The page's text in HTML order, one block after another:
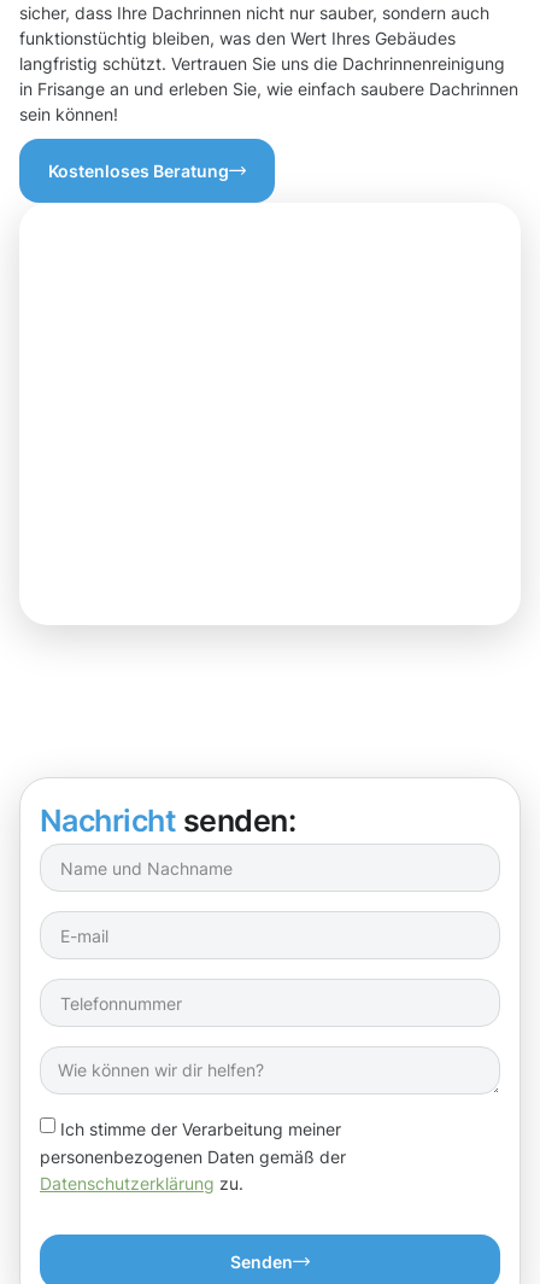
sicher, dass Ihre Dachrinnen nicht nur sauber, sondern auch
funktionstüchtig bleiben, was den Wert Ihres Gebäudes
langfristig schützt. Vertrauen Sie uns die Dachrinnenreinigung
in Frisange an und erleben Sie, wie einfach saubere Dachrinnen
sein können!
Kostenloses Beratung
Nachricht senden:
Ich stimme der Verarbeitung meiner
personenbezogenen Daten gemäß der
Datenschutzerklärung zu.
Senden